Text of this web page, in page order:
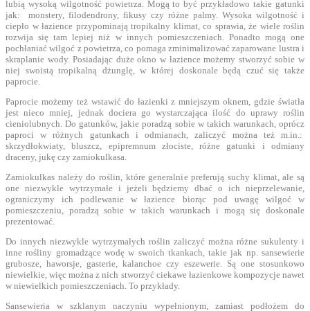
lubią wysoką wilgotność powietrza. Mogą to być przykładowo takie gatunki
jak: monstery, filodendrony, fikusy czy różne palmy. Wysoka wilgotność i
ciepło w łazience przypominają tropikalny klimat, co sprawia, że wiele roślin
rozwija się tam lepiej niż w innych pomieszczeniach. Ponadto mogą one
pochłaniać wilgoć z powietrza, co pomaga zminimalizować zaparowane lustra i
skraplanie wody. Posiadając duże okno w łazience możemy stworzyć sobie w
niej swoistą tropikalną dżunglę, w której doskonale będą czuć się także
paprocie.
Paprocie możemy też wstawić do łazienki z mniejszym oknem, gdzie światła
jest nieco mniej, jednak dociera go wystarczająca ilość do uprawy roślin
cieniolubnych. Do gatunków, jakie poradzą sobie w takich warunkach, oprócz
paproci w różnych gatunkach i odmianach, zaliczyć można też m.in.:
skrzydłokwiaty, bluszcz, epipremnum złociste, różne gatunki i odmiany
draceny, jukę czy zamiokulkasa.
Zamiokulkas należy do roślin, które generalnie preferują suchy klimat, ale są
one niezwykle wytrzymałe i jeżeli będziemy dbać o ich nieprzelewanie,
ograniczymy ich podlewanie w łazience biorąc pod uwagę wilgoć w
pomieszczeniu, poradzą sobie w takich warunkach i mogą się doskonale
prezentować.
Do innych niezwykle wytrzymałych roślin zaliczyć można różne sukulenty i
inne rośliny gromadzące wodę w swoich tkankach, takie jak np. sansewierie
grubosze, haworsje, gasterie, kalanchoe czy eszewerie. Są one stosunkowo
niewielkie, więc można z nich stworzyć ciekawe łazienkowe kompozycje nawet
w niewielkich pomieszczeniach. To przykłady.
Sansewieria w szklanym naczyniu wypełnionym, zamiast podłożem do